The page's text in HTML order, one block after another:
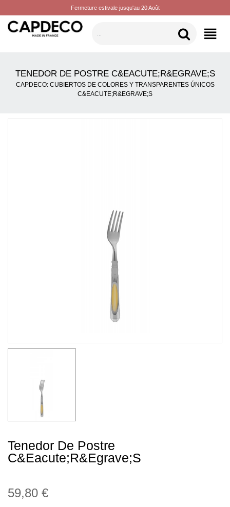
Fermeture estivale jusqu'au 20 Août
CATEGORÍAS
TENEDOR DE POSTRE C&EACUTE;R&EGRAVE;S
CAPDECO: CUBIERTOS DE COLORES Y TRANSPARENTES ÚNICOS
C&EACUTE;R&EGRAVE;S
Tenedor De Postre
C&eacute;r&egrave;s
59,80 €